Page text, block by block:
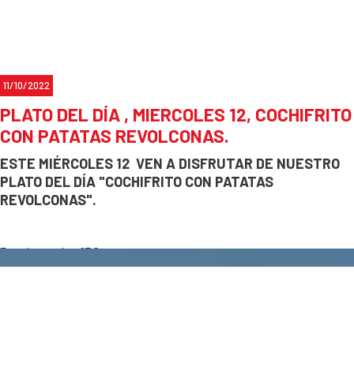
11/10/2022
PLATO DEL DÍA , MIERCOLES 12, COCHIFRITO
CON PATATAS REVOLCONAS.
ESTE MIÉRCOLES 12 VEN A DISFRUTAR DE NUESTRO
PLATO DEL DÍA "COCHIFRITO CON PATATAS
REVOLCONAS".
Precio socio: 15€